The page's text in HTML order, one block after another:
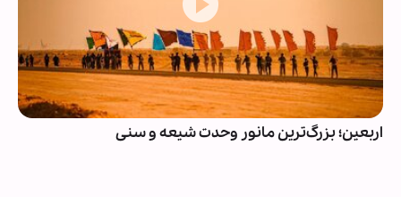
اربعین؛ بزرگ‌ترین مانور وحدت شیعه و سنی